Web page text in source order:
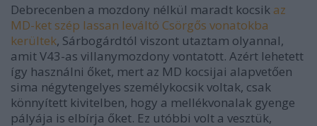
Debrecenben a mozdony nélkül maradt kocsik az
MD-ket szép lassan leváltó Csörgős vonatokba
kerültek, Sárbogárdtól viszont utaztam olyannal,
amit V43-as villanymozdony vontatott. Azért lehetett
így használni őket, mert az MD kocsijai alapvetően
sima négytengelyes személykocsik voltak, csak
könnyített kivitelben, hogy a mellékvonalak gyenge
pályája is elbírja őket. Ez utóbbi volt a vesztük,